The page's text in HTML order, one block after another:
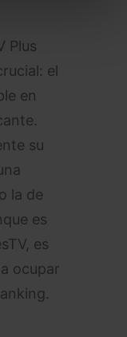
Plus
el
en
su
la de
es
es
ocupar